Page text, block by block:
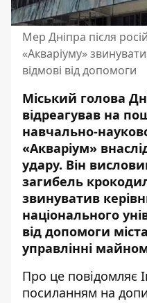
Мер Дніпра після
«Акваріуму»
відмові від допомоги
Міський голова
відреагував на
навчально-
«Акваріум»
удару. Він
загибель
звинуватив
національного
від допомоги
управлінні
Про це повідомляє
посиланням на